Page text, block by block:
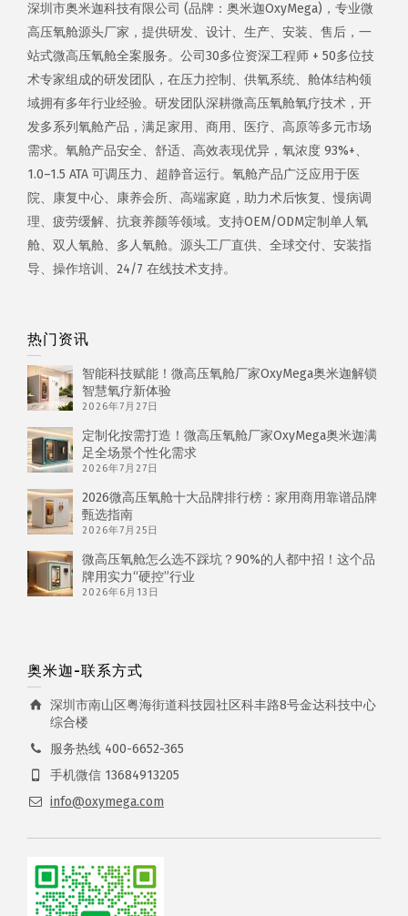
深圳市奥米迦科技有限公司 (品牌：奥米迦OxyMega)，专业微
高压氧舱源头厂家，提供研发、设计、生产、安装、售后，一
站式微高压氧舱全案服务。公司30多位资深工程师 + 50多位技
术专家组成的研发团队，在压力控制、供氧系统、舱体结构领
域拥有多年行业经验。研发团队深耕微高压氧舱氧疗技术，开
发多系列氧舱产品，满足家用、商用、医疗、高原等多元市场
需求。氧舱产品安全、舒适、高效表现优异，氧浓度 93%+、
1.0–1.5 ATA 可调压力、超静音运行。氧舱产品广泛应用于医
院、康复中心、康养会所、高端家庭，助力术后恢复、慢病调
理、疲劳缓解、抗衰养颜等领域。支持OEM/ODM定制单人氧
舱、双人氧舱、多人氧舱。源头工厂直供、全球交付、安装指
导、操作培训、24/7 在线技术支持。
热门资讯
智能科技赋能！微高压氧舱厂家OxyMega奥米迦解锁
智慧氧疗新体验
2026年7月27日
定制化按需打造！微高压氧舱厂家OxyMega奥米迦满
足全场景个性化需求
2026年7月27日
2026微高压氧舱十大品牌排行榜：家用商用靠谱品牌
甄选指南
2026年7月25日
微高压氧舱怎么选不踩坑？90%的人都中招！这个品
牌用实力“硬控”行业
2026年6月13日
奥米迦-联系方式
深圳市南山区粤海街道科技园社区科丰路8号金达科技中心
综合楼
服务热线 400-6652-365
手机微信 13684913205
info@oxymega.com